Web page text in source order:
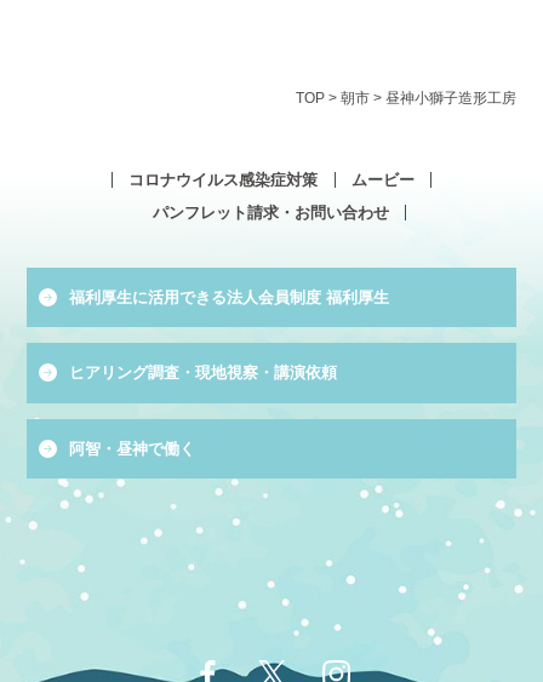
TOP> 朝市> 昼神小獅子造形工房
コロナウイルス感染症対策
ムービー
パンフレット請求・お問い合わせ
福利厚生に活用できる法人会員制度 福利厚生
ヒアリング調査・現地視察・講演依頼
阿智・昼神で働く